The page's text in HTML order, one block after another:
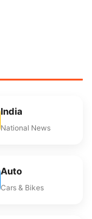
India
National News
Auto
Cars & Bikes